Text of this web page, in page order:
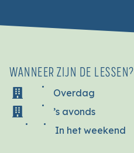
WANNEER ZIJN DE LESSEN?
Overdag
’s avonds
In het weekend